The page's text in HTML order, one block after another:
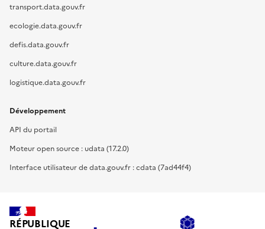
transport.data.gouv.fr
ecologie.data.gouv.fr
defis.data.gouv.fr
culture.data.gouv.fr
logistique.data.gouv.fr
Développement
API du portail
Moteur open source : udata (17.2.0)
Interface utilisateur de data.gouv.fr : cdata (7ad44f4)
RÉPUBLIQUE